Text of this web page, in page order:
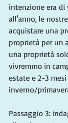
intenzione era
all'anno, le
acquistare una
proprietà per un
una proprietà
vivremmo in
estate e 2-3
inverno/
Passaggio 3: